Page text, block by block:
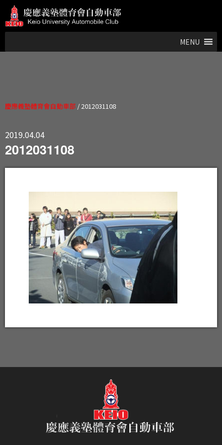
MENU
慶應義塾體育會自動車部 /2012031108
2019.04.04
2012031108